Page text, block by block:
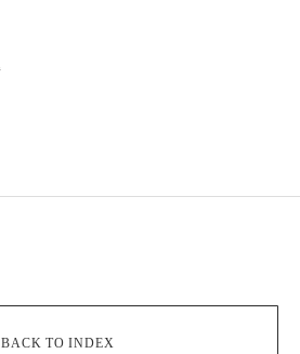
BACK TO INDEX